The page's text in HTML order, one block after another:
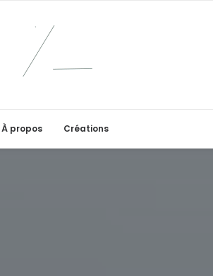
À propos Créations